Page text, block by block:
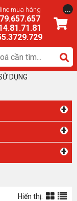
mua hàng ...
DỤNG
+
+
+
Hiển thị: